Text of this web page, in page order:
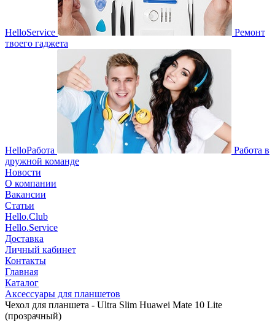
HelloService
Ремонт
твоего гаджета
HelloРабота
Работа в
дружной команде
Новости
О компании
Вакансии
Статьи
Hello.Club
Hello.Service
Доставка
Личный кабинет
Контакты
Главная
Каталог
Аксессуары для планшетов
Чехол для планшета - Ultra Slim Huawei Mate 10 Lite
(прозрачный)